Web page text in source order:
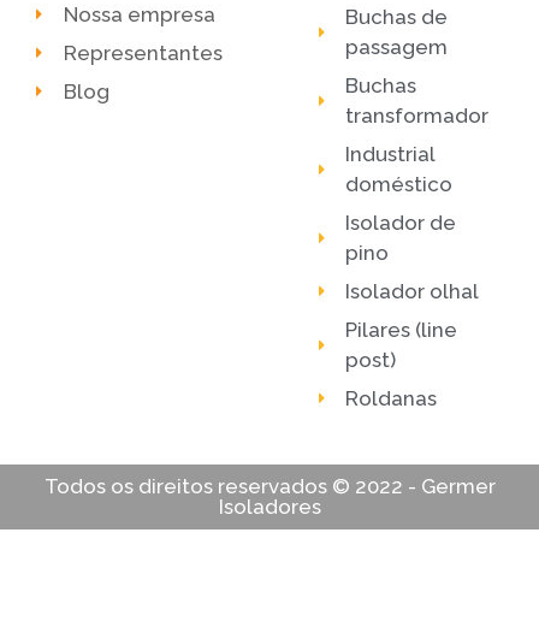
Nossa empresa
Representantes
Blog
Buchas de
passagem
Buchas
transformador
Industrial
doméstico
Isolador de
pino
Isolador olhal
Pilares (line
post)
Roldanas
Todos os direitos reservados © 2022 - Germer
Isoladores